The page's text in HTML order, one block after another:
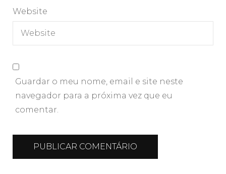
Website
Guardar o meu nome, email e site neste
navegador para a próxima vez que eu
comentar.